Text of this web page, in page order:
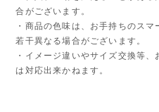
合がございます。
・商品の色味は、お手持ちのス
若干異なる場合がございます。
・イメージ違いやサイズ交換等
は対応出来かねます。